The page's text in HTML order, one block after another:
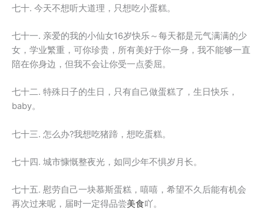
七十. 今天不想听大道理，只想吃小蛋糕。
七十一. 亲爱的我的小仙女16岁快乐～每天都是元气满满的少
女，学业繁重，可你珍贵，所有美好于你一身，我不能够一直
陪在你身边，但我不会让你受一点委屈。
七十二. 特殊日子的生日，只有自己做蛋糕了，生日快乐，
baby。
七十三. 怎么办?我想吃猪蹄，想吃蛋糕。
七十四. 城市慷慨整夜光，如同少年不惧岁月长。
七十五. 慰劳自己一块慕斯蛋糕，嘻嘻，希望不久后能有机会
再次过来呢，届时一定得品尝美食吖。